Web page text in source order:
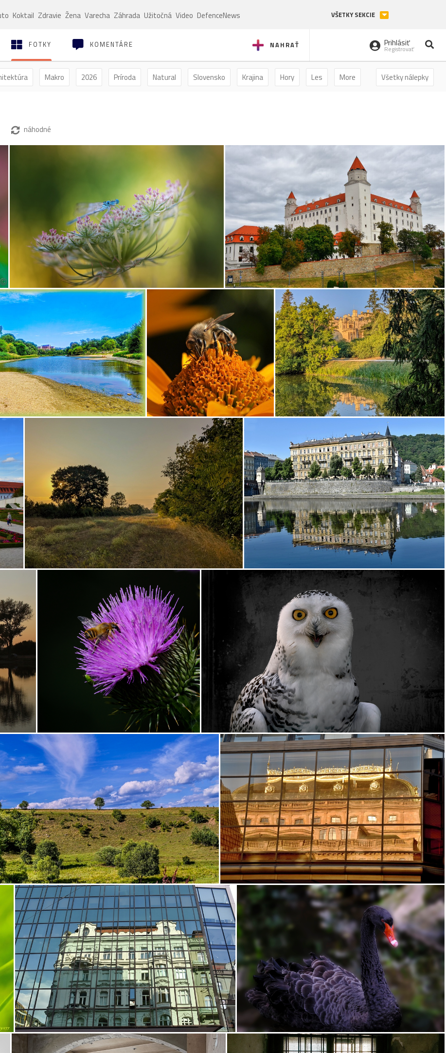
Koktail Zdravie Žena Varecha Záhrada Užitočná Video DefenceNews VŠETKY SEKCIE
NAHRAŤ
FOTKY KOMENTÁRE Prihlásiť
Registrovať
Všetky nálepky
Makro 2026 Príroda Natural Slovensko Krajina Hory Les More
náhodné